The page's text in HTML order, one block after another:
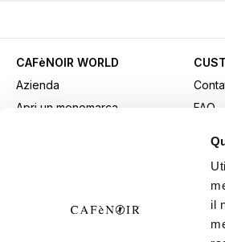
il
CAFèNOIR WORLD
Azienda
Apri un monomarca
FAQ
Resi